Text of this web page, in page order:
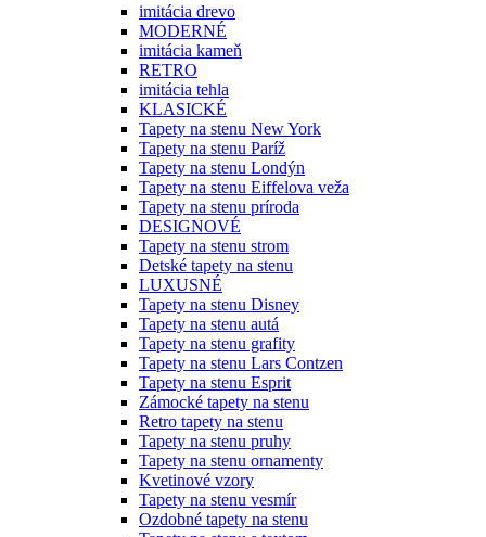
imitácia drevo
MODERNÉ
imitácia kameň
RETRO
imitácia tehla
KLASICKÉ
Tapety na stenu New York
Tapety na stenu Paríž
Tapety na stenu Londýn
Tapety na stenu Eiffelova veža
Tapety na stenu príroda
DESIGNOVÉ
Tapety na stenu strom
Detské tapety na stenu
LUXUSNÉ
Tapety na stenu Disney
Tapety na stenu autá
Tapety na stenu grafity
Tapety na stenu Lars Contzen
Tapety na stenu Esprit
Zámocké tapety na stenu
Retro tapety na stenu
Tapety na stenu pruhy
Tapety na stenu ornamenty
Kvetinové vzory
Tapety na stenu vesmír
Ozdobné tapety na stenu